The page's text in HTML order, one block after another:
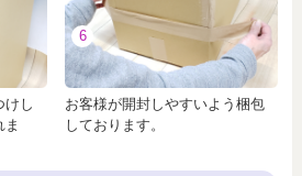
けし
6
お客様が開封しやすいよう梱包
しております。